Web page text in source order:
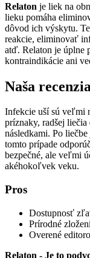
Relaton je liek na
lieku pomáha
dôvod ich výskytu.
reakcie, eliminovať
atď. Relaton je úplne
kontraindikácie ani
Naša
Infekcie uší sú veľmi
príznaky, radšej
následkami. Po
tomto prípade
bezpečné, ale veľmi
akéhokoľvek veku.
Pros
Dostupnosť
Prírodné
Overené
Relaton - Je to